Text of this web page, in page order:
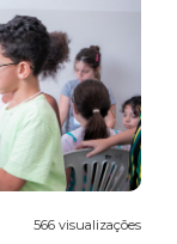
566 visualizações